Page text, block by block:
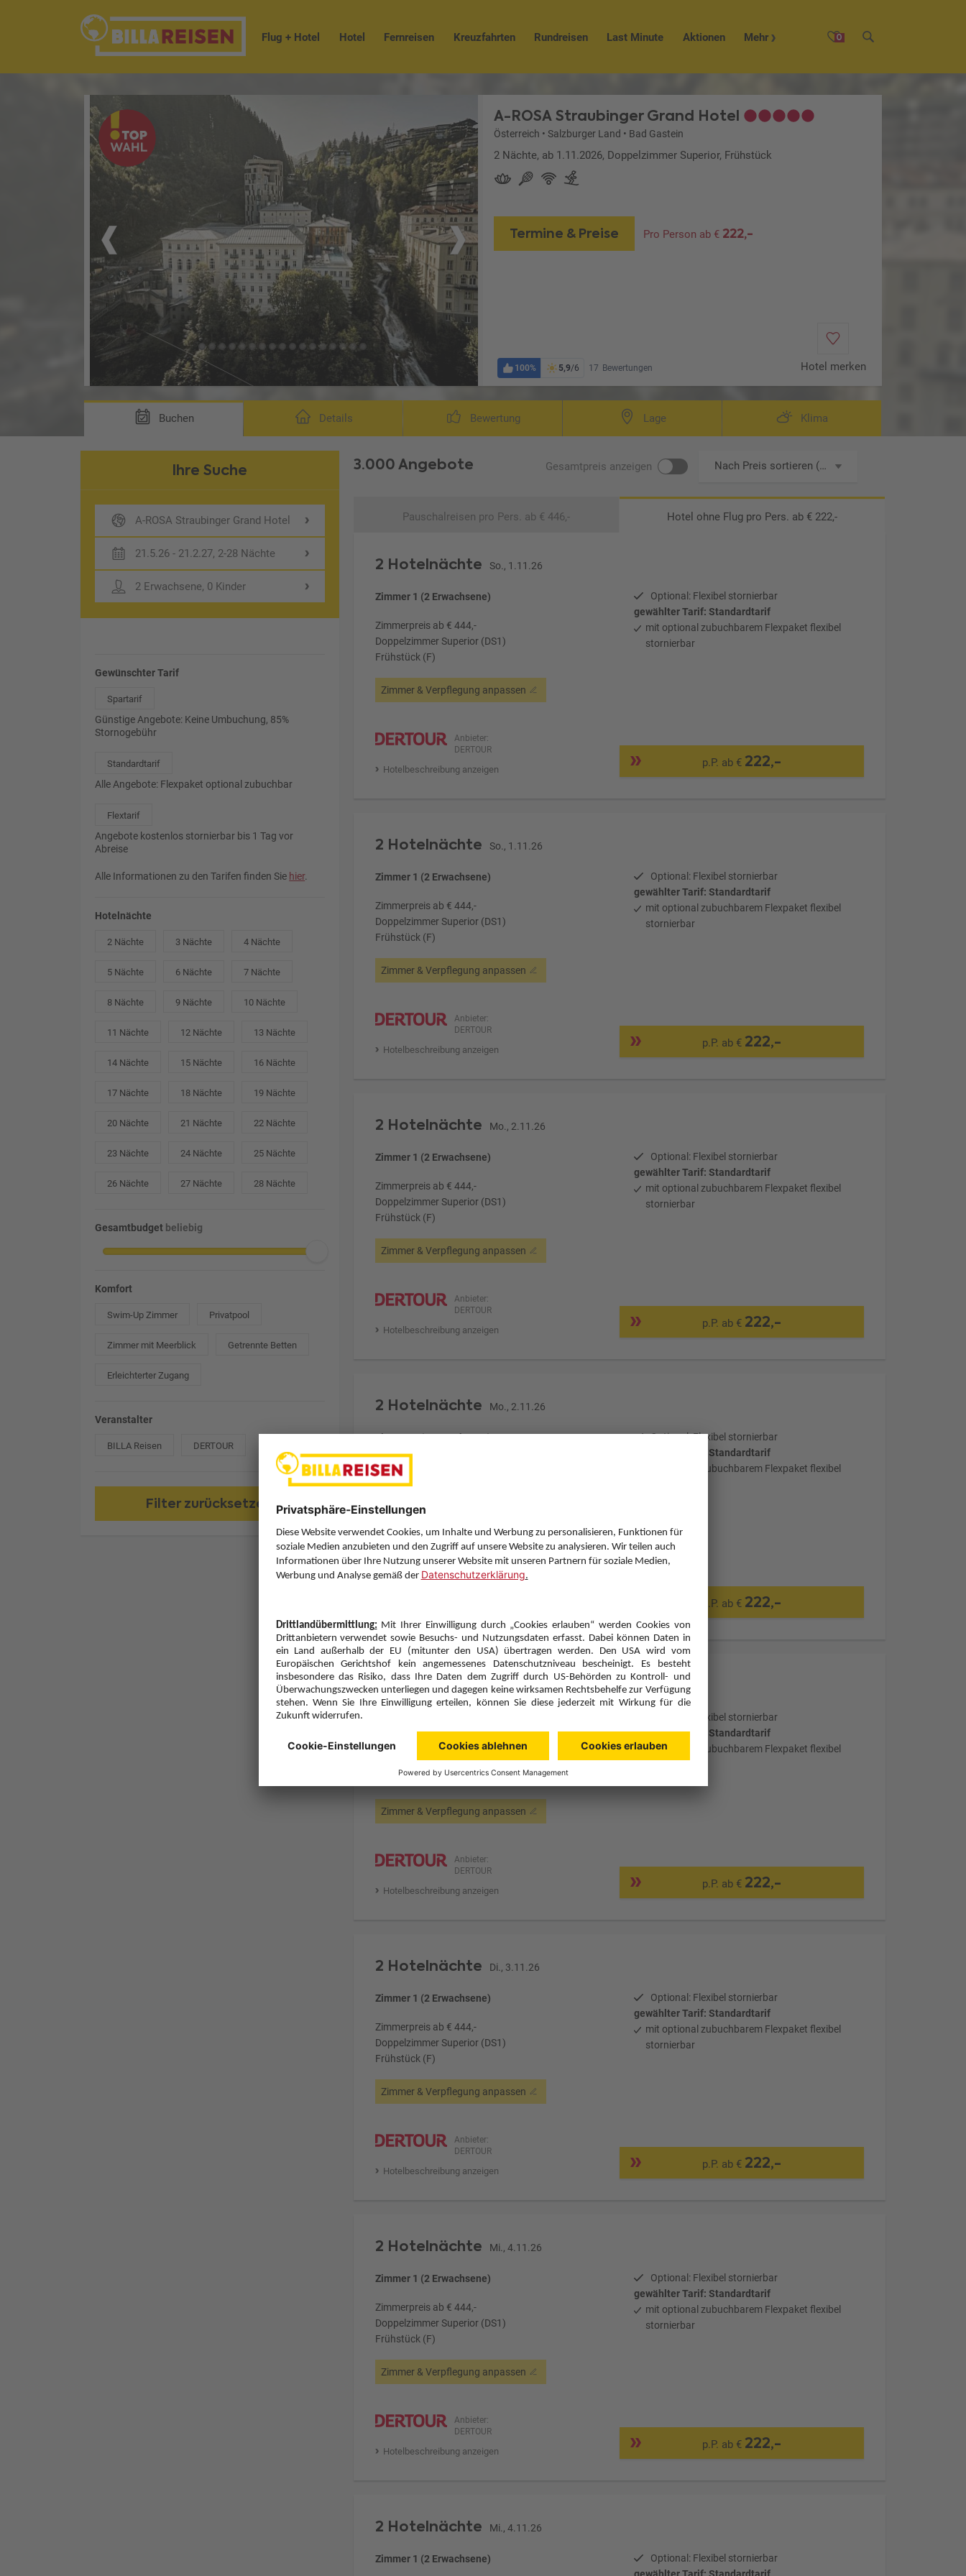
0
Flug + Hotel Hotel Fernreisen Kreuzfahrten Rundreisen Last Minute Aktionen Mehr
A-ROSA Straubinger Grand Hotel
Österreich • Salzburger Land • Bad Gastein
2 Nächte, ab 1.11.2026, Doppelzimmer Superior, Frühstück
Termine & Preise Pro Person ab €222,-
100% 5,9/6 17 Bewertungen Hotel merken
Buchen Details Bewertung Lage Klima
Ihre Suche
A-ROSA Straubinger Grand Hotel
21.5.26 - 21.2.27, 2-28 Nächte
2 Erwachsene, 0 Kinder
Gewünschter Tarif
Spartarif
Günstige Angebote: Keine Umbuchung, 85%
Stornogebühr
Standardtarif
Alle Angebote: Flexpaket optional zubuchbar
Flextarif
Angebote kostenlos stornierbar bis 1 Tag vor
Abreise
Alle Informationen zu den Tarifen finden Sie hier.
Hotelnächte
2 Nächte 3 Nächte 4 Nächte
5 Nächte 6 Nächte 7 Nächte
8 Nächte 9 Nächte 10 Nächte
11 Nächte 12 Nächte 13 Nächte
14 Nächte 15 Nächte 16 Nächte
17 Nächte 18 Nächte 19 Nächte
20 Nächte 21 Nächte 22 Nächte
23 Nächte 24 Nächte 25 Nächte
26 Nächte 27 Nächte 28 Nächte
Gesamtbudget beliebig
Komfort
Swim-Up Zimmer Privatpool
Zimmer mit Meerblick Getrennte Betten
Erleichterter Zugang
Veranstalter
BILLA Reisen DERTOUR
Filter zurücksetzen
3.000 Angebote Gesamtpreis anzeigen Nach Preis sortieren (aufsteigend)
Pauschalreisen pro Pers. ab € 446,- Hotel ohne Flug pro Pers. ab € 222,-
2 Hotelnächte So., 1.11.26
Zimmer 1 (2 Erwachsene)
Zimmerpreis ab € 444,-
Doppelzimmer Superior (DS1)
Frühstück (F)
Zimmer & Verpflegung anpassen
Optional: Flexibel stornierbar
gewählter Tarif: Standardtarif
mit optional zubuchbarem Flexpaket flexibel
stornierbar
Anbieter:
DERTOUR
Hotelbeschreibung anzeigen
p.P. ab € 222,-
2 Hotelnächte So., 1.11.26
Zimmer 1 (2 Erwachsene)
Zimmerpreis ab € 444,-
Doppelzimmer Superior (DS1)
Frühstück (F)
Zimmer & Verpflegung anpassen
Optional: Flexibel stornierbar
gewählter Tarif: Standardtarif
mit optional zubuchbarem Flexpaket flexibel
stornierbar
Anbieter:
DERTOUR
Hotelbeschreibung anzeigen
p.P. ab € 222,-
2 Hotelnächte Mo., 2.11.26
Zimmer 1 (2 Erwachsene)
Zimmerpreis ab € 444,-
Doppelzimmer Superior (DS1)
Frühstück (F)
Zimmer & Verpflegung anpassen
Optional: Flexibel stornierbar
gewählter Tarif: Standardtarif
mit optional zubuchbarem Flexpaket flexibel
stornierbar
Anbieter:
DERTOUR
Hotelbeschreibung anzeigen
p.P. ab € 222,-
2 Hotelnächte Mo., 2.11.26
Zimmer 1 (2 Erwachsene)
Zimmerpreis ab € 444,-
Doppelzimmer Superior (DS1)
Zimmer & Verpflegung anpassen
Optional: Flexibel stornierbar
gewählter Tarif: Standardtarif
mit optional zubuchbarem Flexpaket flexibel
Anbieter:
p.P. ab € 222,-
2 Hotelnächte Di., 3.11.26
Zimmerpreis ab € 444,-
Doppelzimmer Superior (DS1)
Frühstück (F)
Zimmer & Verpflegung anpassen
Optional: Flexibel stornierbar
gewählter Tarif: Standardtarif
mit optional zubuchbarem Flexpaket flexibel
Anbieter:
DERTOUR
Hotelbeschreibung anzeigen
p.P. ab € 222,-
2 Hotelnächte Di., 3.11.26
Zimmer 1 (2 Erwachsene)
Zimmerpreis ab € 444,-
Doppelzimmer Superior (DS1)
Frühstück (F)
Zimmer & Verpflegung anpassen
Optional: Flexibel stornierbar
gewählter Tarif: Standardtarif
mit optional zubuchbarem Flexpaket flexibel
stornierbar
Anbieter:
DERTOUR
Hotelbeschreibung anzeigen
p.P. ab € 222,-
2 Hotelnächte Mi., 4.11.26
Zimmer 1 (2 Erwachsene)
Zimmerpreis ab € 444,-
Doppelzimmer Superior (DS1)
Frühstück (F)
Zimmer & Verpflegung anpassen
Optional: Flexibel stornierbar
gewählter Tarif: Standardtarif
mit optional zubuchbarem Flexpaket flexibel
stornierbar
Anbieter:
DERTOUR
Hotelbeschreibung anzeigen
p.P. ab € 222,-
2 Hotelnächte Mi., 4.11.26
Zimmer 1 (2 Erwachsene)
Optional: Flexibel stornierbar